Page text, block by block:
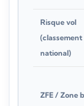
Risque vol
(classement
national)
ZFE / Zone